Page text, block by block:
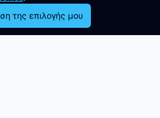
της επιλογής μου